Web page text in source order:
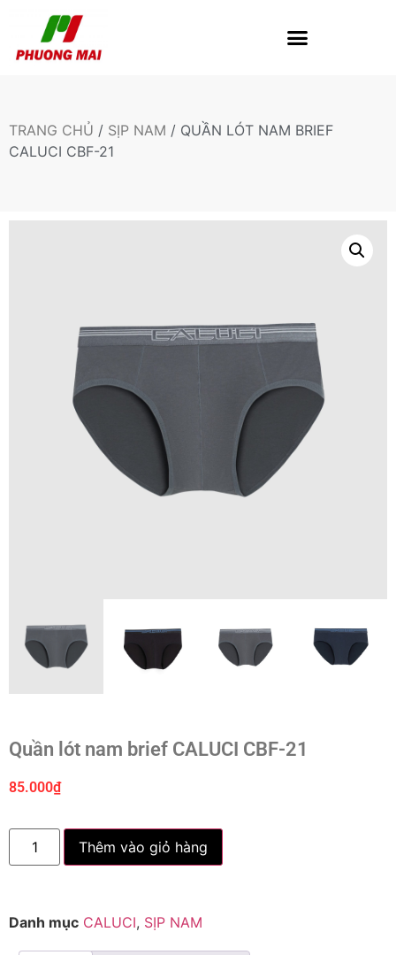
TRANG CHỦ / SỊP NAM / QUẦN LÓT NAM BRIEF
CALUCI CBF-21
Quần lót nam brief CALUCI CBF-21
85.000₫
Thêm vào giỏ hàng
Danh mục CALUCI, SỊP NAM